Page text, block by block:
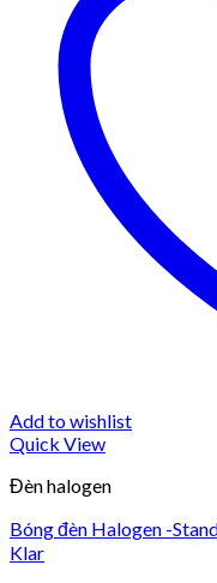
Add to wishlist
Quick View
Đèn halogen
Bóng đèn Halogen -
Klar